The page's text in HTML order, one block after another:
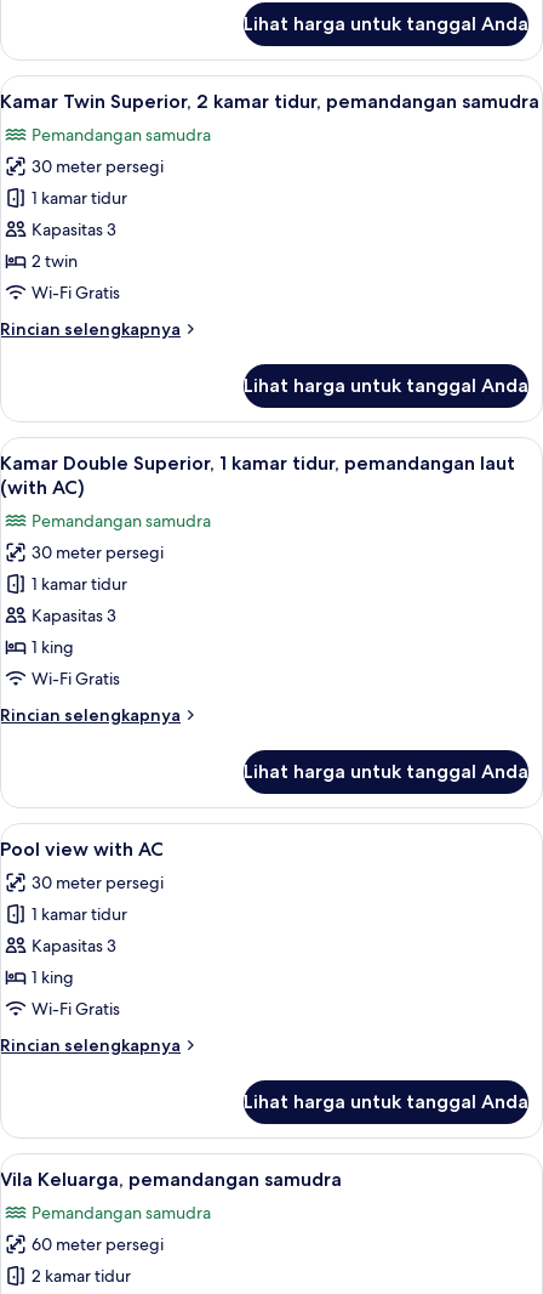
kolam
renang
Kamar
Twin
Standar,
kamar
tidur,
pemandangan
kolam
renang
Lihat harga untuk tanggal Anda
Lihat
semua
foto
untuk
Kamar
Twin
Superior,
2
tidur,
Kamar Twin Superior, 2 kamar tidur,
8
Kamar Twin Superior, 2 kamar tidur, pemandangan samudra
Pemandangan samudra
30 meter persegi
1 kamar tidur
Kapasitas 3
2 twin
Wi-Fi Gratis
Rincian selengkapnya
Rincian
Kamar
Twin
Superior,
2
kamar
tidur,
pemandangan
samudra
Lihat harga untuk tanggal Anda
Lihat
semua
foto
untuk
Kamar
Double
Superior,
1
kamar
pemandangan
AC)
Kamar Double Superior, 1 kamar
10
Kamar Double Superior, 1 kamar tidur, pemandangan laut
(with AC)
Pemandangan samudra
30 meter persegi
1 kamar tidur
Kapasitas 3
1 king
Wi-Fi Gratis
Rincian selengkapnya
Rincian
Kamar
Double
Superior,
kamar
tidur,
laut
(with
AC)
Lihat harga untuk tanggal Anda
Lihat
semua
foto
untuk
Pool
view
with
1 kamar tidur, seprai premium,
6
Pool view with AC
30 meter persegi
1 kamar tidur
Kapasitas 3
1 king
Wi-Fi Gratis
Rincian selengkapnya
Rincian
Pool
view
with
Lihat harga untuk tanggal Anda
Lihat
semua
foto
untuk
Vila
Vila Keluarga, pemandangan
5
Vila Keluarga, pemandangan samudra
Pemandangan samudra
60 meter persegi
2 kamar tidur